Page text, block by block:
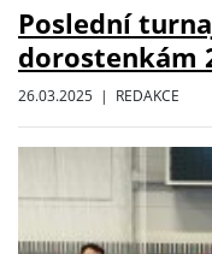
Poslední
dorostenkám
26.03.2025 | REDAKCE